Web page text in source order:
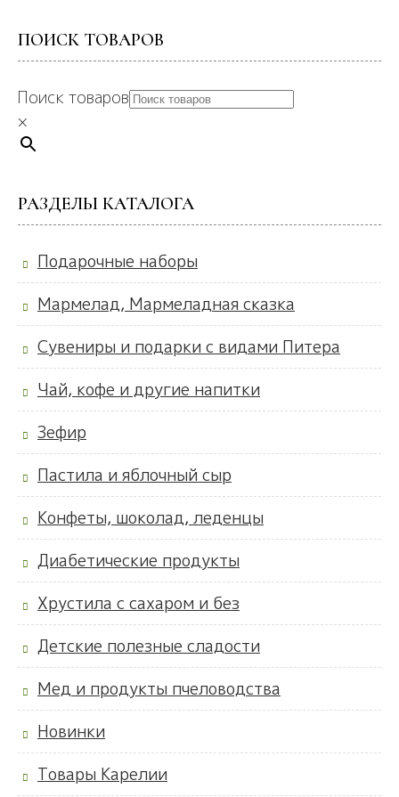
ПОИСК ТОВАРОВ
Поиск товаров
×
РАЗДЕЛЫ КАТАЛОГА
Подарочные наборы
Мармелад, Мармеладная сказка
Сувениры и подарки с видами Питера
Чай, кофе и другие напитки
Зефир
Пастила и яблочный сыр
Конфеты, шоколад, леденцы
Диабетические продукты
Хрустила с сахаром и без
Детские полезные сладости
Мед и продукты пчеловодства
Новинки
Товары Карелии